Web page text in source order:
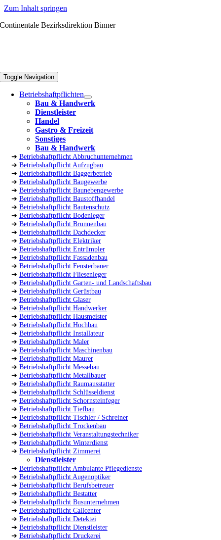
Zum Inhalt springen
Continentale Bezirksdirektion Binner
Toggle Navigation
Betriebshaftpflichten
Bau & Handwerk
Dienstleister
Handel
Gastro & Freizeit
Sonstiges
Bau & Handwerk
➔ Betriebshaftpflicht Abbruchunternehmen
➔ Betriebshaftpflicht Aufzugbau
➔ Betriebshaftpflicht Baggerbetrieb
➔ Betriebshaftpflicht Baugewerbe
➔ Betriebshaftpflicht Baunebengewerbe
➔ Betriebshaftpflicht Baustoffhandel
➔ Betriebshaftpflicht Bautenschutz
➔ Betriebshaftpflicht Bodenleger
➔ Betriebshaftpflicht Brunnenbau
➔ Betriebshaftpflicht Dachdecker
➔ Betriebshaftpflicht Elektriker
➔ Betriebshaftpflicht Entrümpler
➔ Betriebshaftpflicht Fassadenbau
➔ Betriebshaftpflicht Fensterbauer
➔ Betriebshaftpflicht Fliesenleger
➔ Betriebshaftpflicht Garten- und Landschaftsbau
➔ Betriebshaftpflicht Gerüstbau
➔ Betriebshaftpflicht Glaser
➔ Betriebshaftpflicht Handwerker
➔ Betriebshaftpflicht Hausmeister
➔ Betriebshaftpflicht Hochbau
➔ Betriebshaftpflicht Installateur
➔ Betriebshaftpflicht Maler
➔ Betriebshaftpflicht Maschinenbau
➔ Betriebshaftpflicht Maurer
➔ Betriebshaftpflicht Messebau
➔ Betriebshaftpflicht Metallbauer
➔ Betriebshaftpflicht Raumausstatter
➔ Betriebshaftpflicht Schlüsseldienst
➔ Betriebshaftpflicht Schornsteinfeger
➔ Betriebshaftpflicht Tiefbau
➔ Betriebshaftpflicht Tischler / Schreiner
➔ Betriebshaftpflicht Trockenbau
➔ Betriebshaftpflicht Veranstaltungstechniker
➔ Betriebshaftpflicht Winterdienst
➔ Betriebshaftpflicht Zimmerei
Dienstleister
➔ Betriebshaftpflicht Ambulante Pflegedienste
➔ Betriebshaftpflicht Augenoptiker
➔ Betriebshaftpflicht Berufsbetreuer
➔ Betriebshaftpflicht Bestatter
➔ Betriebshaftpflicht Busunternehmen
➔ Betriebshaftpflicht Callcenter
➔ Betriebshaftpflicht Detektei
➔ Betriebshaftpflicht Dienstleister
➔ Betriebshaftpflicht Druckerei